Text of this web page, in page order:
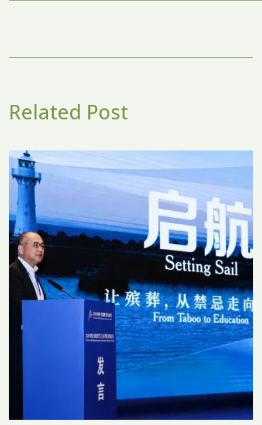
Related Post